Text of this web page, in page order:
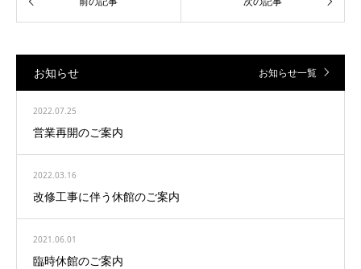
お知らせ お知らせ一覧
2022.07.25
営業再開のご案内
2022.03.16
改修工事に伴う休館のご案内
2021.06.01
臨時休館のご案内